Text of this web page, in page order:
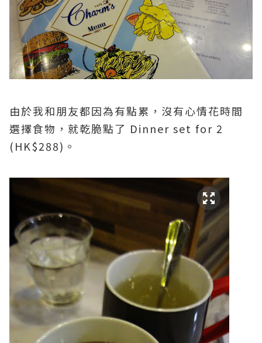
由於我和朋友都因為有點累，沒有心情花時間
選擇食物，就乾脆點了 Dinner set for 2
(HK$288)。